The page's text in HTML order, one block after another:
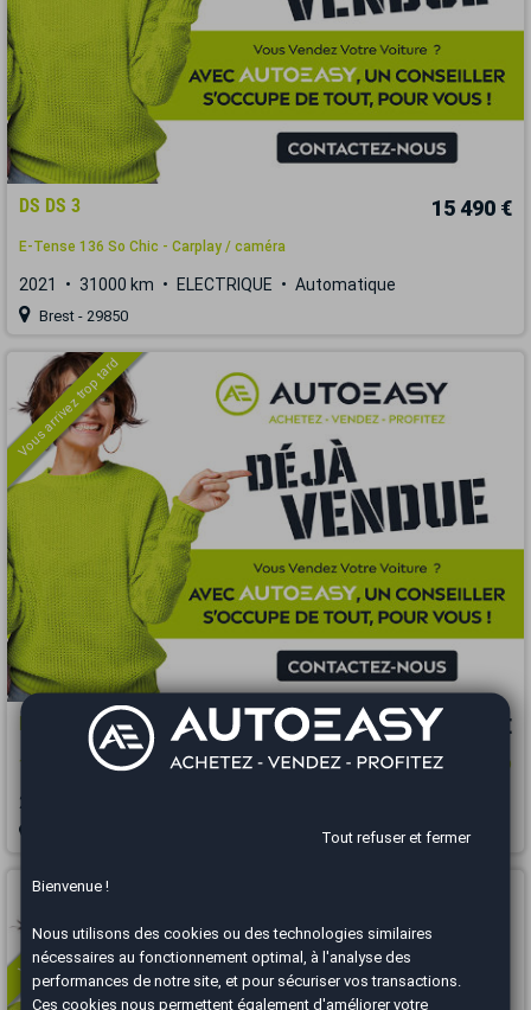
DS DS 3 15 490 €
E-Tense 136 So Chic - Carplay / caméra
2021 31000 km ELECTRIQUE Automatique
Brest - 29850
Vous arrivez trop tard
8 490 €
1.2 110 EAT6 Performance Line / Distribution OK / Caméra / Carplay / LED
2019
Vous arrivez trop tard
Tout refuser et fermer
Bienvenue !
Nous utilisons des cookies ou des technologies similaires
nécessaires au fonctionnement optimal, à l'analyse des
performances de notre site, et pour sécuriser vos transactions.
Ces cookies nous permettent également d'améliorer votre